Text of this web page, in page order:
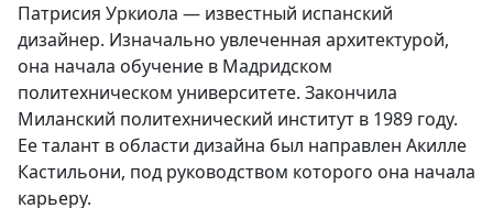
Патрисия Уркиола — известный испанский
дизайнер. Изначально увлеченная архитектурой,
она начала обучение в Мадридском
политехническом университете. Закончила
Миланский политехнический институт в 1989 году.
Ее талант в области дизайна был направлен Акилле
Кастильони, под руководством которого она начала
карьеру.